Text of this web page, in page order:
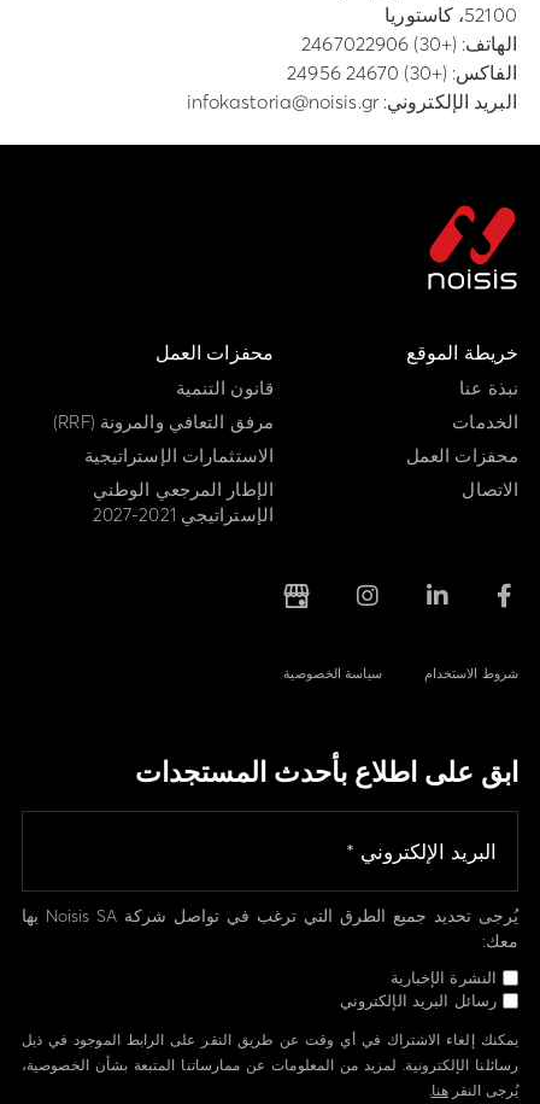
52100، كاستوريا
الهاتف: (+30) 2467022906
الفاكس: (+30) 24670 24956
البريد الإلكتروني:infokastoria@noisis.gr
خريطة الموقع
نبذة عنا
الخدمات
محفزات العمل
الاتصال
محفزات العمل
قانون التنمية
مرفق التعافي والمرونة (RRF)
الاستثمارات الإستراتيجية
الإطار المرجعي الوطني
الإستراتيجي 2021-2027
شروط الاستخدام سياسة الخصوصية
ابق على اطلاع بأحدث المستجدات
يُرجى تحديد جميع الطرق التي ترغب في تواصل شركة Noisis SA بها
معك:
النشرة الإخبارية
رسائل البريد الإلكتروني
يمكنك إلغاء الاشتراك في أي وقت عن طريق النقر على الرابط الموجود في ذيل
رسائلنا الإلكترونية. لمزيد من المعلومات عن ممارساتنا المتبعة بشأن الخصوصية،
يُرجى النقرهنا